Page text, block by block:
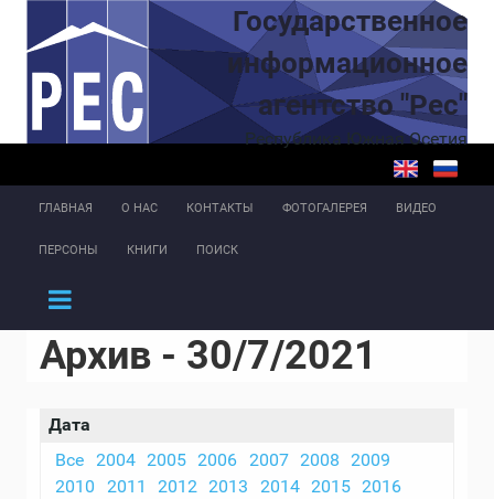
Перейти к основному содержаниюГосударственное
информационное
агентство "Рес"
Республика Южная Осетия
ГЛАВНАЯ О НАС КОНТАКТЫ ФОТОГАЛЕРЕЯ ВИДЕО
ПЕРСОНЫ КНИГИ ПОИСК
Архив - 30/7/2021
Дата
Все
2004 2005 2006 2007 2008
2009
2010
2011 2012 2013 2014 2015 2016